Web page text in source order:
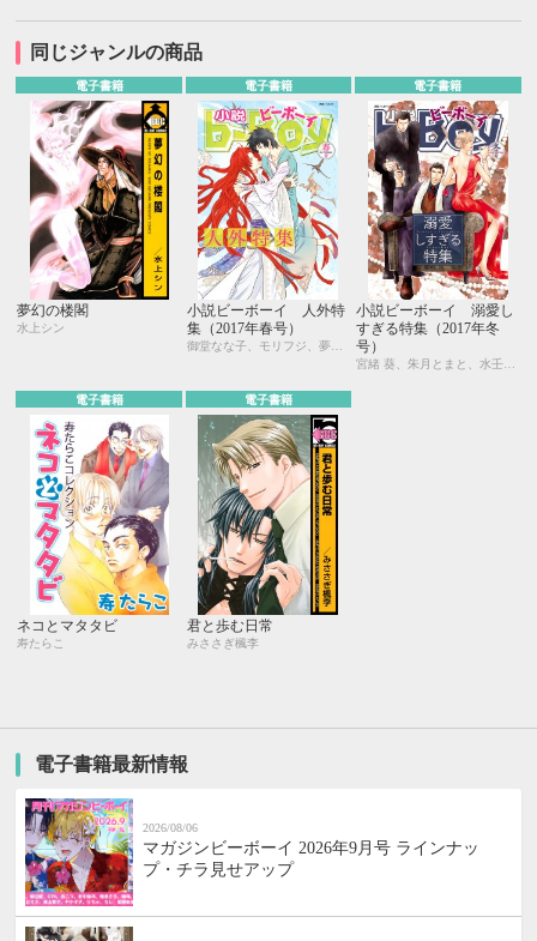
同じジャンルの商品
電子書籍
夢幻の楼閣
水上シン
電子書籍
小説ビーボーイ 人外特
集（2017年春号）
御堂なな子、モリフジ、夢乃咲実、佐々木久美子、飯田実樹、宇喜田紅、周防佑未、水壬楓子、しおべり由生、松梶もとや、加東セツコ、桑原水菜、葛西リカコ、あじみね朔生、永井三郎、林 マキ、ひたき、aso、二駒レイム、福嶋ユッカ、水瀬結月
電子書籍
小説ビーボーイ 溺愛し
すぎる特集（2017年冬
号）
宮緒 葵、朱月とまと、水壬楓子、しおべり由生、吉田ナツ、森原八鹿、彩寧一叶、高世ナオキ、遠野春日、円陣闇丸、東野ゆき、園千代子、東野 海、林 マキ、永井三郎、福嶋ユッカ、モリフジ、黒田 屑、ゆうき
電子書籍
ネコとマタタビ
寿たらこ
電子書籍
君と歩む日常
みささぎ楓李
電子書籍最新情報
2026/08/06
マガジンビーボーイ 2026年9月号 ラインナッ
プ・チラ見せアップ